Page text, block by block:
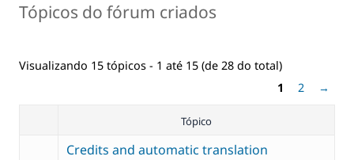
Tópicos do fórum criados
Visualizando 15 tópicos - 1 até 15 (de 28 do total)
1
2 →
Tópico
Credits and automatic translation